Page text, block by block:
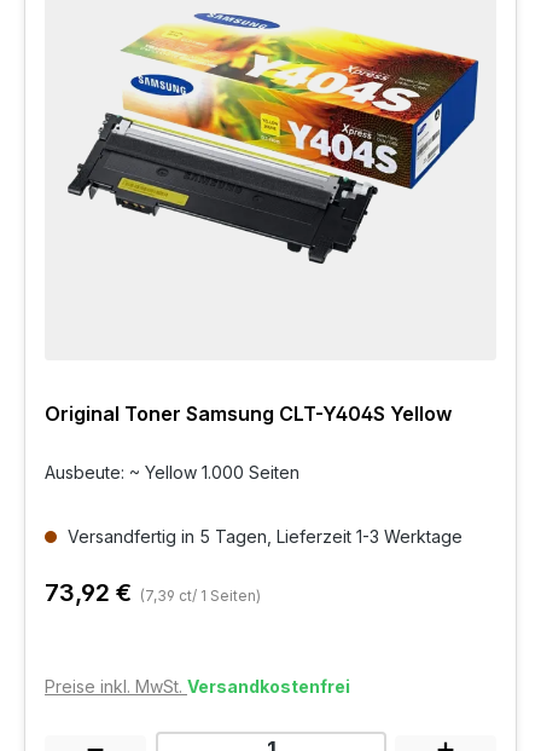
Original Toner Samsung CLT-Y404S Yellow
Ausbeute: ~ Yellow 1.000 Seiten
Versandfertig in 5 Tagen, Lieferzeit 1-3 Werktage
73,92 € (7,39 ct/ 1 Seiten)
Preise inkl. MwSt. Versandkostenfrei